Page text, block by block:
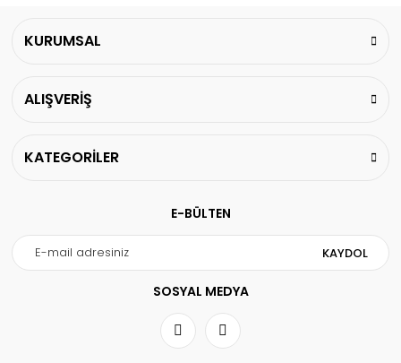
KURUMSAL
ALIŞVERİŞ
KATEGORİLER
E-BÜLTEN
KAYDOL
SOSYAL MEDYA